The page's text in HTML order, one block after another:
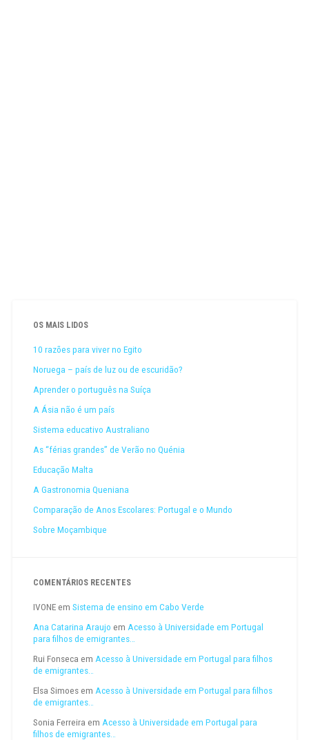
OS MAIS LIDOS
10 razões para viver no Egito
Noruega – país de luz ou de escuridão?
Aprender o português na Suíça
A Ásia não é um país
Sistema educativo Australiano
As “férias grandes” de Verão no Quénia
Educação Malta
A Gastronomia Queniana
Comparação de Anos Escolares: Portugal e o Mundo
Sobre Moçambique
COMENTÁRIOS RECENTES
IVONEem Sistema de ensino em Cabo Verde
Ana Catarina Araujo em Acesso à Universidade em Portugal
para filhos de emigrantes…
Rui Fonseca em Acesso à Universidade em Portugal para filhos
de emigrantes…
Elsa Simoesem Acesso à Universidade em Portugal para filhos
de emigrantes…
Sonia Ferreira em Acesso à Universidade em Portugal para
filhos de emigrantes…